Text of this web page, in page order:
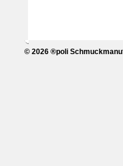
© 2026 ®poli